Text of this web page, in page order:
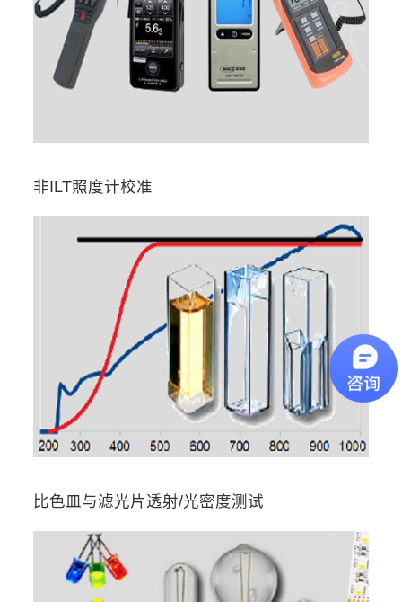
非ILT照度计校准
比色皿与滤光片透射/光密度测试